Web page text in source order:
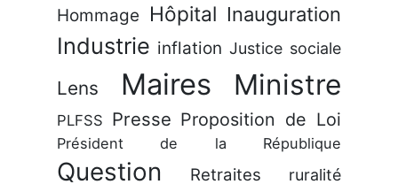
Hommage Hôpital Inauguration
Industrie inflation Justice sociale
Lens Maires Ministre
PLFSS Presse Proposition de Loi
Président de la République
Question Retraites ruralité